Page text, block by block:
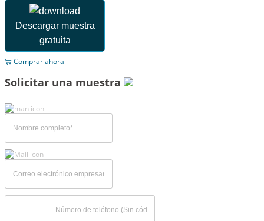
Descargar muestra
gratuita
Comprar ahora
Solicitar una muestra